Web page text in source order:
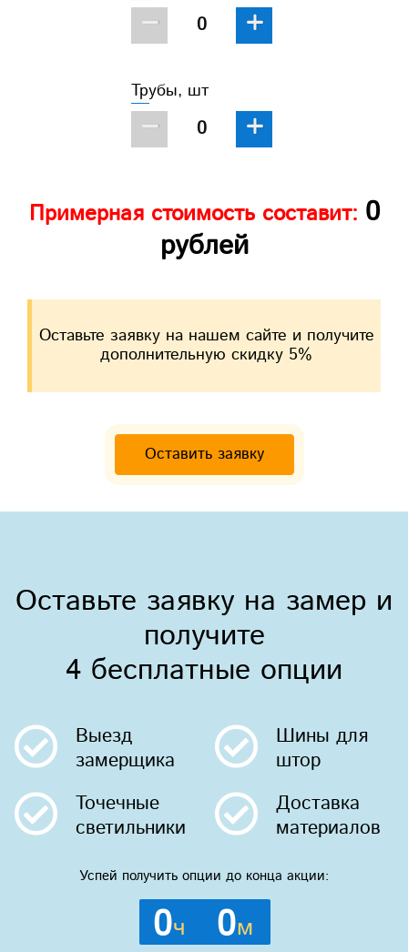
− +
Трубы, шт
− +
Примерная стоимость составит: 0
рублей
Оставьте заявку на нашем сайте и получите
дополнительную скидку 5%
Оставить заявку
Оставьте заявку на замер и
получите
4 бесплатные опции
Выезд
замерщика
Шины для
штор
Точечные
светильники
Доставка
материалов
Успей получить опции до конца акции:
0ч 0м